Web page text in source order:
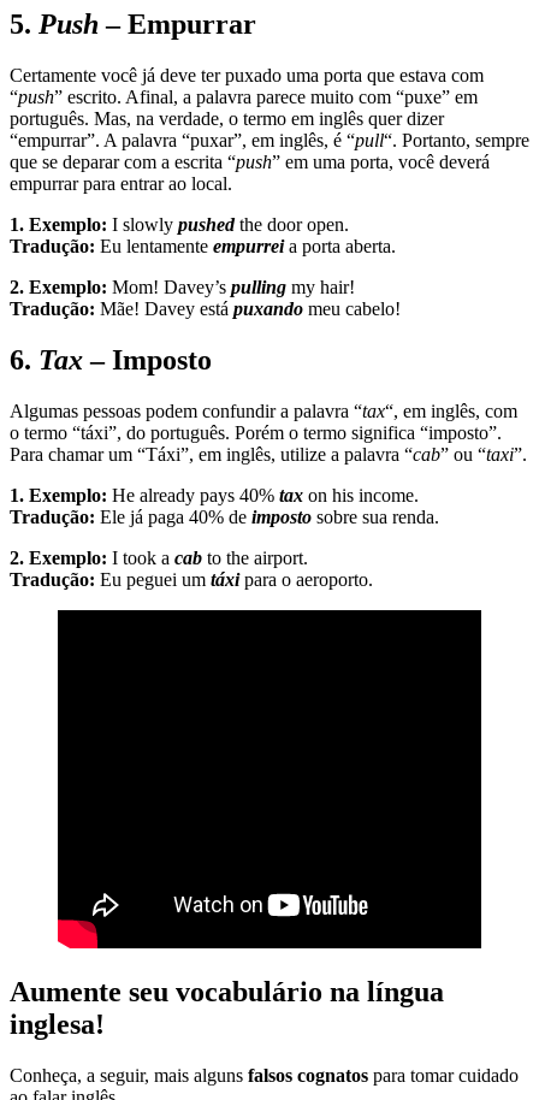
5. Push – Empurrar
Certamente você já deve ter puxado uma porta que estava com
“push” escrito. Afinal, a palavra parece muito com “puxe” em
português. Mas, na verdade, o termo em inglês quer dizer
“empurrar”. A palavra “puxar”, em inglês, é “pull“. Portanto, sempre
que se deparar com a escrita “push” em uma porta, você deverá
empurrar para entrar ao local.
1. Exemplo: I slowly pushedthe door open.
Tradução: Eu lentamente empurreia porta aberta.
2. Exemplo: Mom! Davey’s pulling my hair!
Tradução: Mãe! Davey está puxando meu cabelo!
6. Tax– Imposto
Algumas pessoas podem confundir a palavra “tax“, em inglês, com
o termo “táxi”, do português. Porém o termo significa “imposto”.
Para chamar um “Táxi”, em inglês, utilize a palavra “cab” ou “taxi”.
1. Exemplo: He already pays 40% tax on his income.
Tradução: Ele já paga 40% de imposto sobre sua renda.
2. Exemplo: I took a cab to the airport.
Tradução: Eu peguei um táxipara o aeroporto.
Aumente seu vocabulário na língua
inglesa!
Conheça, a seguir, mais alguns falsos cognatos para tomar cuidado